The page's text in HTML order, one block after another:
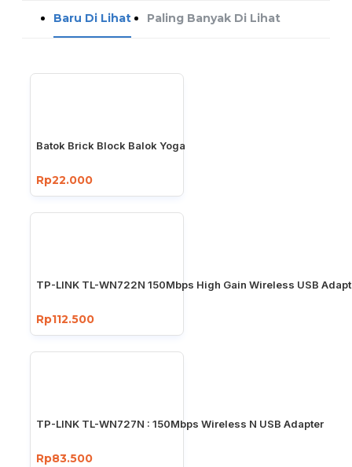
Baru Di Lihat Paling Banyak Di Lihat
Batok Brick Block Balok Yoga
Rp22.000
TP-LINK TL-WN722N 150Mbps High Gain Wireless USB
Rp112.500
TP-LINK TL-WN727N : 150Mbps Wireless N USB Adapter
Rp83.500